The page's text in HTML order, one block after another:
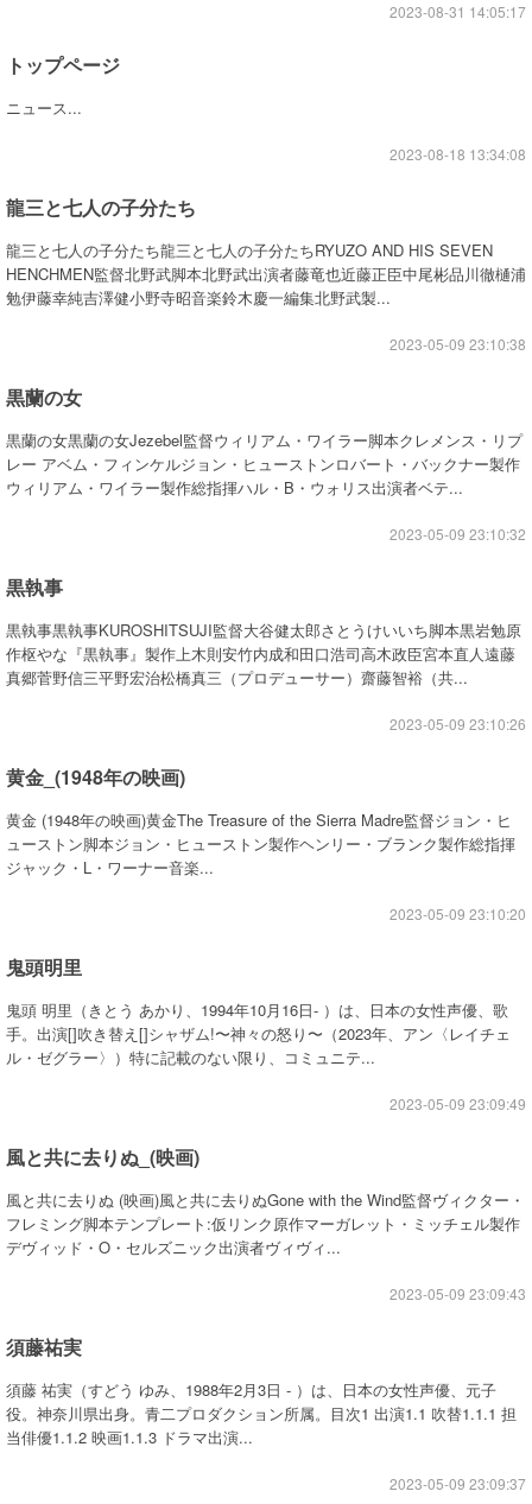
2023-08-31 14:05:17
トップページ
ニュース...
2023-08-18 13:34:08
龍三と七人の子分たち
龍三と七人の子分たち龍三と七人の子分たちRYUZO AND HIS SEVEN
HENCHMEN監督北野武脚本北野武出演者藤竜也近藤正臣中尾彬品川徹樋浦
勉伊藤幸純吉澤健小野寺昭音楽鈴木慶一編集北野武製...
2023-05-09 23:10:38
黒蘭の女
黒蘭の女黒蘭の女Jezebel監督ウィリアム・ワイラー脚本クレメンス・リプ
レー アベム・フィンケルジョン・ヒューストンロバート・バックナー製作
ウィリアム・ワイラー製作総指揮ハル・B・ウォリス出演者ベテ...
2023-05-09 23:10:32
黒執事
黒執事黒執事KUROSHITSUJI監督大谷健太郎さとうけいいち脚本黒岩勉原
作枢やな『黒執事』製作上木則安竹内成和田口浩司高木政臣宮本直人遠藤
真郷菅野信三平野宏治松橋真三（プロデューサー）齋藤智裕（共...
2023-05-09 23:10:26
黄金_(1948年の映画)
黄金 (1948年の映画)黄金The Treasure of the Sierra Madre監督ジョン・ヒ
ューストン脚本ジョン・ヒューストン製作ヘンリー・ブランク製作総指揮
ジャック・L・ワーナー音楽...
2023-05-09 23:10:20
鬼頭明里
鬼頭 明里（きとう あかり、1994年10月16日- ）は、日本の女性声優、歌
手。出演[]吹き替え[]シャザム!〜神々の怒り〜（2023年、アン〈レイチェ
ル・ゼグラー〉）特に記載のない限り、コミュニテ...
2023-05-09 23:09:49
風と共に去りぬ_(映画)
風と共に去りぬ (映画)風と共に去りぬGone with the Wind監督ヴィクター・
フレミング脚本テンプレート:仮リンク原作マーガレット・ミッチェル製作
デヴィッド・O・セルズニック出演者ヴィヴィ...
2023-05-09 23:09:43
須藤祐実
須藤 祐実（すどう ゆみ、1988年2月3日 - ）は、日本の女性声優、元子
役。神奈川県出身。青二プロダクション所属。目次1 出演1.1 吹替1.1.1 担
当俳優1.1.2 映画1.1.3 ドラマ出演...
2023-05-09 23:09:37